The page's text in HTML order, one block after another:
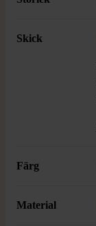
Skick
Färg
Material